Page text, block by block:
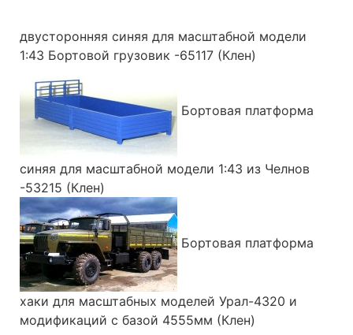
двусторонняя синяя для масштабной модели
1:43 Бортовой грузовик -65117 (Клен)
Бортовая платформа
синяя для масштабной модели 1:43 из Челнов
-53215 (Клен)
Бортовая платформа
хаки для масштабных моделей Урал-4320 и
модификаций с базой 4555мм (Клен)